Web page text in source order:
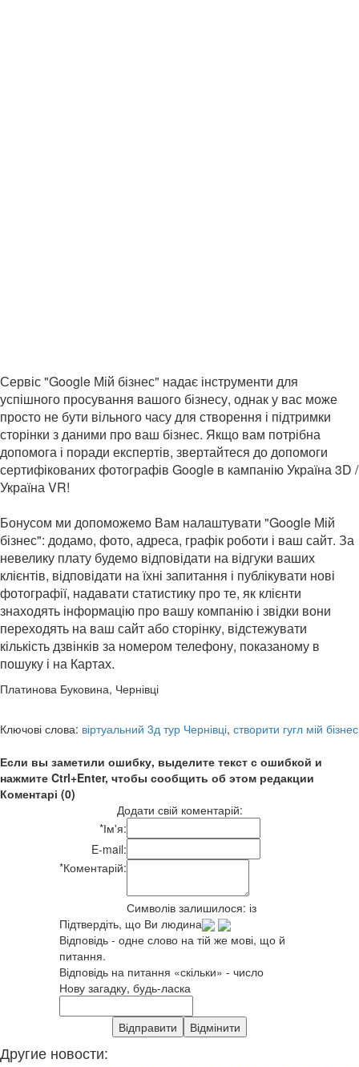
Сервіс "Google Мій бізнес" надає інструменти для
успішного просування вашого бізнесу, однак у вас може
просто не бути вільного часу для створення і підтримки
сторінки з даними про ваш бізнес. Якщо вам потрібна
допомога і поради експертів, звертайтеся до допомоги
сертифікованих фотографів Google в кампанію Україна 3D /
Україна VR!
Бонусом ми допоможемо Вам налаштувати "Google Мій
бізнес": додамо, фото, адреса, графік роботи і ваш сайт. За
невелику плату будемо відповідати на відгуки ваших
клієнтів, відповідати на їхні запитання і публікувати нові
фотографії, надавати статистику про те, як клієнти
знаходять інформацію про вашу компанію і звідки вони
переходять на ваш сайт або сторінку, відстежувати
кількість дзвінків за номером телефону, показаному в
пошуку і на Картах.
Платинова Буковина, Чернівці
Ключові слова: віртуальний 3д тур Чернівці, створити гугл мій бізнес
Если вы заметили ошибку, выделите текст с ошибкой и
нажмите Ctrl+Enter, чтобы сообщить об этом редакции
Коментарі (0)
Додати свій коментарій:
*Ім'я:
E-mail:
*Коментарій:
Символів залишилося: із
Підтвердіть, що Ви людина
Відповідь - одне слово на тій же мові, що й
питання.
Відповідь на питання «скільки» - число
Нову загадку, будь-ласка
Другие новости: